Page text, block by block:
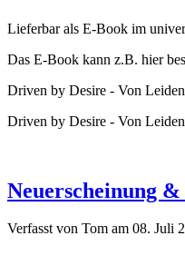
Lieferbar als E-Book im
Das E-Book kann z.B. hier
Driven by Desire - Von
Driven by Desire - Von
Neuerscheinung
Verfasst von Tom am 08. Juli